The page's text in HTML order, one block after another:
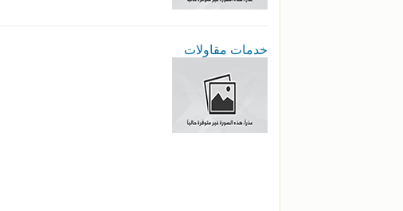
خدمات مقاولات